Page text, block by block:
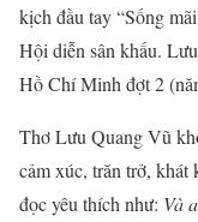
kịch đầu tay “Sống
Hội diễn sân khấu.
Hồ Chí Minh đợt 2
Thơ Lưu Quang Vũ
cảm xúc, trăn trở, khát
đọc yêu thích như: Và